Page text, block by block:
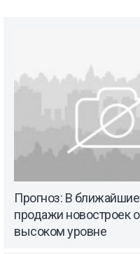
Прогноз: В
продажи новостроек
высоком уровне